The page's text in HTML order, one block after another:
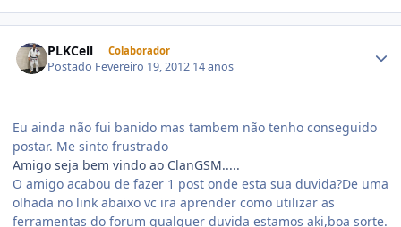
PLKCell Colaborador
Postado Fevereiro 19, 2012 14 anos
Eu ainda não fui banido mas tambem não tenho conseguido
postar. Me sinto frustrado
Amigo seja bem vindo ao ClanGSM.....
O amigo acabou de fazer 1 post onde esta sua duvida?De uma
olhada no link abaixo vc ira aprender como utilizar as
ferramentas do forum qualquer duvida estamos aki,boa sorte.